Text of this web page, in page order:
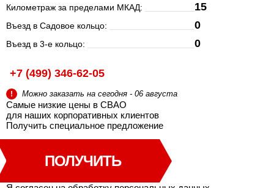
Километраж за пределами МКАД:
15
Въезд в Садовое кольцо: 0
Въезд в 3-е кольцо: 0
+7 (499) 346-62-05
! Можно заказать на сегодня - 06 августа
Самые низкие цены в СВАО
для наших корпоративных клиентов
Получить специальное предложение
ПОЛУЧИТЬ